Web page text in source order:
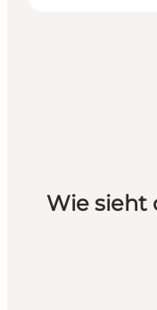
Wie sieht